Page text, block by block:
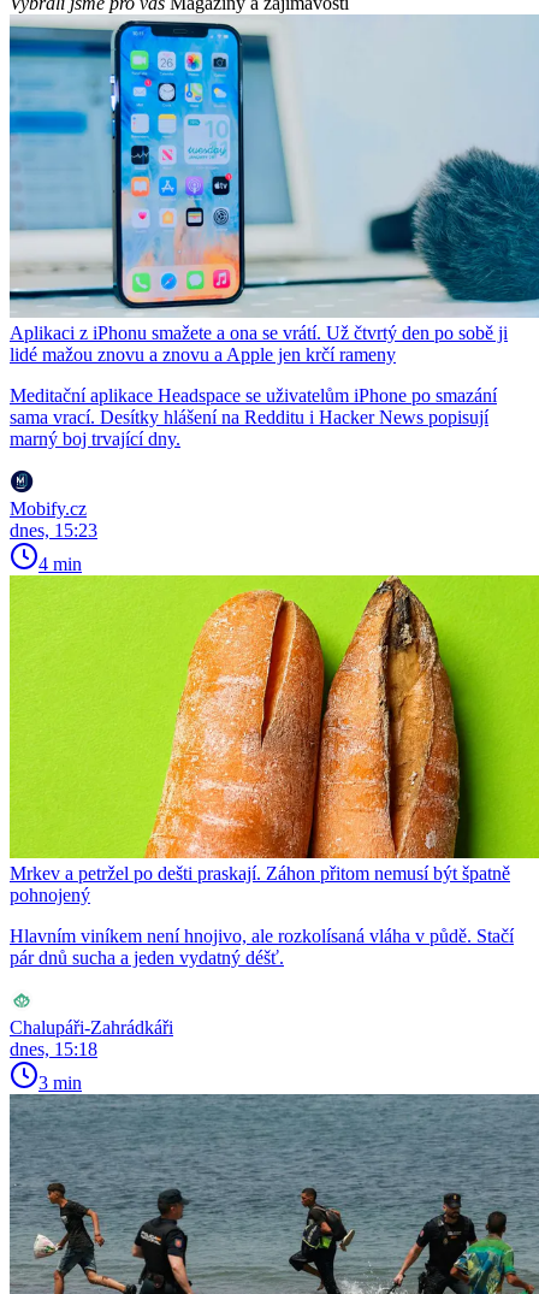
Aplikaci z iPhonu smažete a ona se vrátí. Už čtvrtý den po sobě ji
lidé mažou znovu a znovu a Apple jen krčí rameny
Meditační aplikace Headspace se uživatelům iPhone po smazání
sama vrací. Desítky hlášení na Redditu i Hacker News popisují
marný boj trvající dny.
Mobify.cz
dnes, 15:23
4 min
Mrkev a petržel po dešti praskají. Záhon přitom nemusí být špatně
pohnojený
Hlavním viníkem není hnojivo, ale rozkolísaná vláha v půdě. Stačí
pár dnů sucha a jeden vydatný déšť.
Chalupáři-Zahrádkáři
dnes, 15:18
3 min